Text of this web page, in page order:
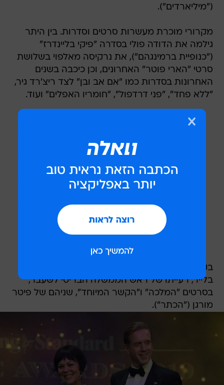
("מיליארדים").
מקרורי מוכרת מעשרות סרטים וסדרות. בין היתר
גילמה את הדודה פולי בסדרה "פיקי בליינדרז"
("כנופיית ברמינגהם"), את נרקיסה מאלפוי בשלושת
סרטי "הארי פוטר" האחרונים, וכן כיכבה בשנים
האחרונות בסדרות כמו "אם אב ובן" לצד ריצ'רד גיר,
"ללא פחד", "פני דרדפול", "חומריו האפלים" ועוד.
בקולנוע מקרורי גילמה פעמיים את דמותה של שרי
בלייר, רעייתו של ראש הממשלה הבריטי לשעבר,
בסרטים "המלכה" ו"הקשר המיוחד", שניהם של פיטר
מורגן ("הכתר").